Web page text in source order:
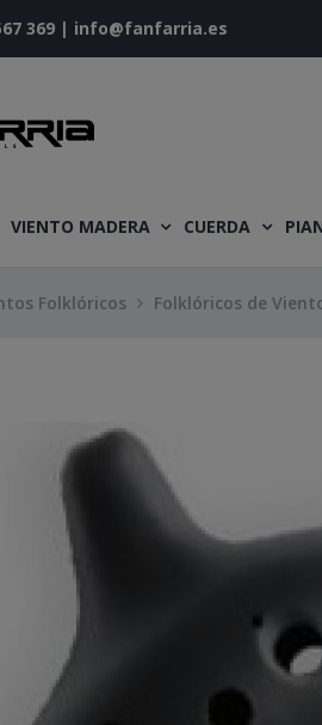
369 | info@fanfarria.es
VIENTO MADERA CUERDA
Folklóricos Folklóricos de